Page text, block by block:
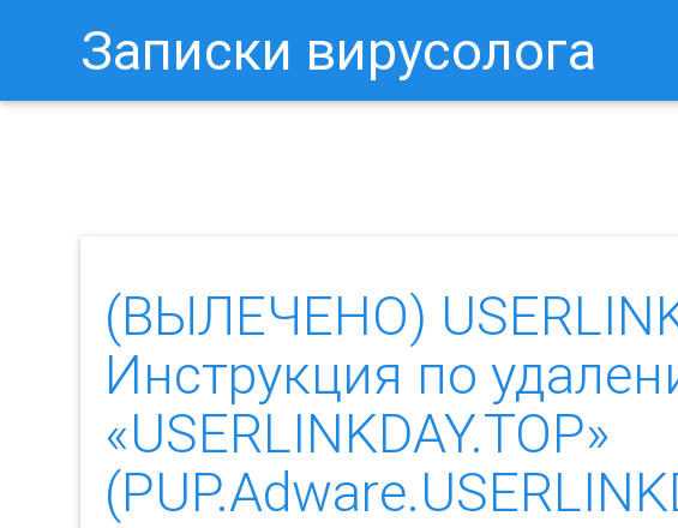
Записки вирусолога
(ВЫЛЕЧЕНО)
Инструкция по
«USERLINKDAY.TOP»